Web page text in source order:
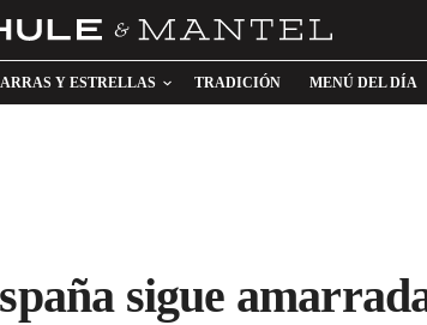
Y ESTRELLAS TRADICIÓN MENÚ DEL DÍA
sigue